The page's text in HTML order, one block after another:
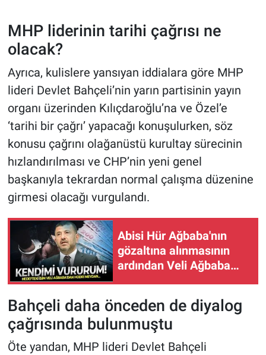
MHP liderinin tarihi çağrısı ne
olacak?
Ayrıca, kulislere yansıyan iddialara göre MHP
lideri Devlet Bahçeli’nin yarın partisinin yayın
organı üzerinden Kılıçdaroğlu’na ve Özel’e
‘tarihi bir çağrı’ yapacağı konuşulurken, söz
konusu çağrını olağanüstü kurultay sürecinin
hızlandırılması ve CHP’nin yeni genel
başkanıyla tekrardan normal çalışma düzenine
girmesi olacağı vurgulandı.
Abisi Hür Ağbaba'nın
gözaltına alınmasının
ardından Veli Ağbaba
seslendi: Tek bir somut
suç kanıtı varsa kendimi
vururum
Bahçeli daha önceden de diyalog
çağrısında bulunmuştu
Öte yandan, MHP lideri Devlet Bahçeli